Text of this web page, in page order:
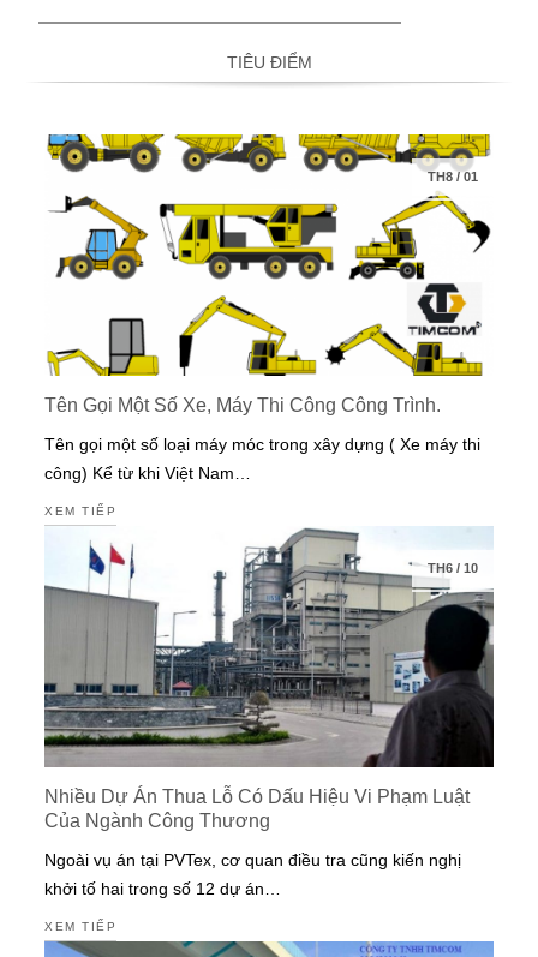
TIÊU ĐIỂM
TH8/01
Tên Gọi Một Số Xe, Máy Thi Công Công Trình.
Tên gọi một số loại máy móc trong xây dựng ( Xe máy thi
công) Kể từ khi Việt Nam…
XEM TIẾP
TH6/ 10
Nhiều Dự Án Thua Lỗ Có Dấu Hiệu Vi Phạm Luật
Của Ngành Công Thương
Ngoài vụ án tại PVTex, cơ quan điều tra cũng kiến nghị
khởi tố hai trong số 12 dự án…
XEM TIẾP